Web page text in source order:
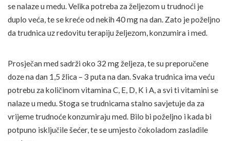
se nalaze u medu. Velika potreba za željezom u trudnoći je
duplo veća, te se kreće od nekih 40 mg na dan. Zato je poželjno
da trudnica uz redovitu terapiju željezom, konzumira i med.
Prosječan med sadrži oko 32 mg željeza, te su preporučene
doze na dan 1,5 žlica – 3 puta na dan. Svaka trudnica ima veću
potrebu za količinom vitamina C, E, D, K i A, a svi ti vitamini se
nalaze u medu. Stoga se trudnicama stalno savjetuje da za
vrijeme trudnoće konzumiraju med. Bilo bi poželjno i kada bi
potpuno isključile šećer, te se umjesto čokoladom zasladile